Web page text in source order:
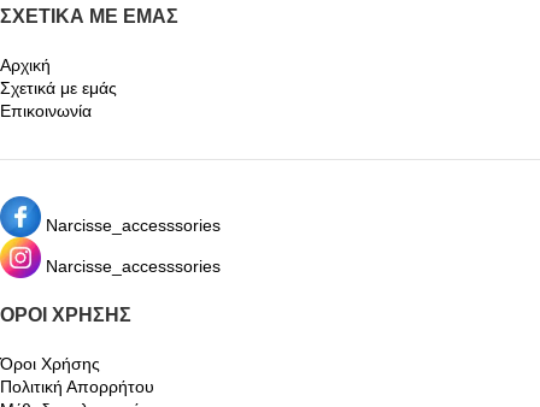
ΣΧΕΤΙΚΆ ΜΕ ΕΜΆΣ
Αρχική
Σχετικά με εμάς
Επικοινωνία
Narcisse_accesssories
Narcisse_accesssories
ΌΡΟΙ ΧΡΉΣΗΣ
Όροι Χρήσης
Πολιτική Απορρήτου